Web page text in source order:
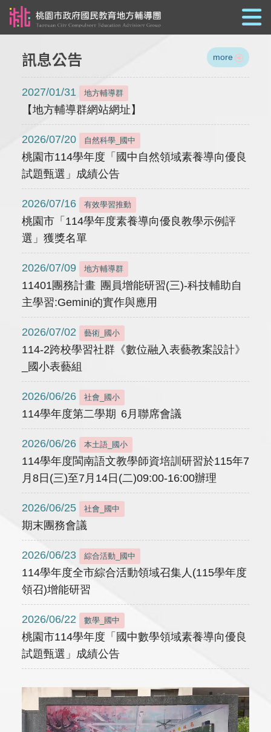
訊息公告 more
2027/01/31 地方輔導群
【地方輔導群網站網址】
2026/07/20 自然科學_國中
桃園市114學年度「國中自然領域素養導向優良
試題甄選」成績公告
2026/07/16 有效學習推動
桃園市「114學年度素養導向優良教學示例評
選」獲獎名單
2026/07/09 地方輔導群
11401團務計畫 團員增能研習(三)-科技輔助自
主學習:Gemini的實作與應用
2026/07/02 藝術_國小
114-2跨校學習社群《數位融入表藝教案設計》
_國小表藝組
2026/06/26 社會_國小
114學年度第二學期 6月聯席會議
2026/06/26 本土語_國小
114學年度閩南語文教學師資培訓研習於115年7
月8日(三)至7月14日(二)09:00-16:00辦理
2026/06/25 社會_國中
期末團務會議
2026/06/23 綜合活動_國中
114學年度全市綜合活動領域召集人(115學年度
領召)增能研習
2026/06/22 數學_國中
桃園市114學年度「國中數學領域素養導向優良
試題甄選」成績公告